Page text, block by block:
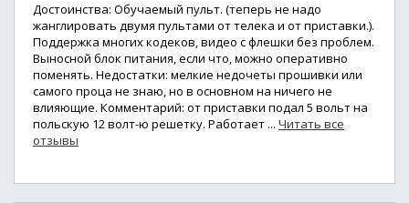
Достоинства: Обучаемый пульт. (теперь не надо
жанглировать двумя пультами от телека и от приставки.).
Поддержка многих кодеков, видео с флешки без проблем.
Выносной блок питания, если что, можно оперативно
поменять. Недостатки: мелкие недочеты прошивки или
самого проца не знаю, но в основном на ничего не
влияющие. Комментарий: от приставки подал 5 вольт на
польскую 12 волт-ю решетку. Работает ... Читать все
отзывы